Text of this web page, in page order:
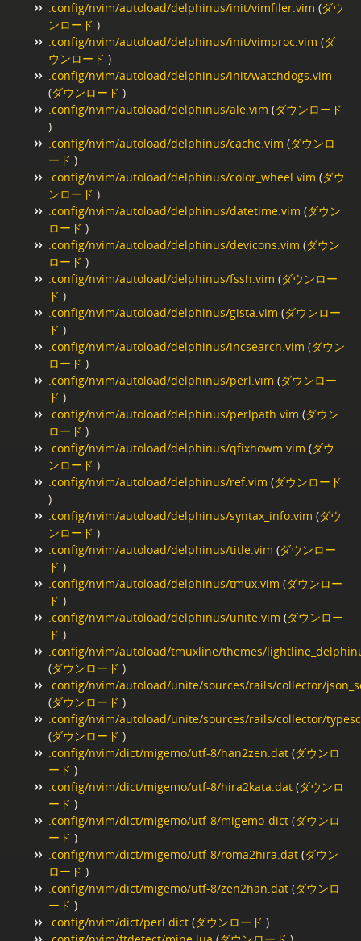
.config/nvim/autoload/delphinus/init/vimfiler.vim (ダウ
ンロード )
.config/nvim/autoload/delphinus/init/vimproc.vim (ダ
ウンロード )
.config/nvim/autoload/delphinus/init/watchdogs.vim
(ダウンロード )
.config/nvim/autoload/delphinus/ale.vim (ダウンロード
)
.config/nvim/autoload/delphinus/cache.vim (ダウンロ
ード )
.config/nvim/autoload/delphinus/color_wheel.vim (ダウ
ンロード )
.config/nvim/autoload/delphinus/datetime.vim (ダウン
ロード )
.config/nvim/autoload/delphinus/devicons.vim (ダウン
ロード )
.config/nvim/autoload/delphinus/fssh.vim (ダウンロー
ド )
.config/nvim/autoload/delphinus/gista.vim (ダウンロー
ド )
.config/nvim/autoload/delphinus/incsearch.vim (ダウン
ロード )
.config/nvim/autoload/delphinus/perl.vim (ダウンロー
ド )
.config/nvim/autoload/delphinus/perlpath.vim (ダウン
ロード )
.config/nvim/autoload/delphinus/qfixhowm.vim (ダウ
ンロード )
.config/nvim/autoload/delphinus/ref.vim (ダウンロード
)
.config/nvim/autoload/delphinus/syntax_info.vim (ダウ
ンロード )
.config/nvim/autoload/delphinus/title.vim (ダウンロー
ド )
.config/nvim/autoload/delphinus/tmux.vim (ダウンロー
ド )
.config/nvim/autoload/delphinus/unite.vim (ダウンロー
ド )
.config/nvim/autoload/tmuxline/themes/
(ダウンロード )
.config/nvim/autoload/unite/sources/rails/collector/
(ダウンロード )
.config/nvim/autoload/unite/sources/rails/collector/
(ダウンロード )
.config/nvim/dict/migemo/utf-8/han2zen.dat (ダウンロ
ード )
.config/nvim/dict/migemo/utf-8/hira2kata.dat (ダウンロ
ード )
.config/nvim/dict/migemo/utf-8/migemo-dict (ダウンロ
ード )
.config/nvim/dict/migemo/utf-8/roma2hira.dat (ダウン
ロード )
.config/nvim/dict/migemo/utf-8/zen2han.dat (ダウンロ
ード )
.config/nvim/dict/perl.dict (ダウンロード )